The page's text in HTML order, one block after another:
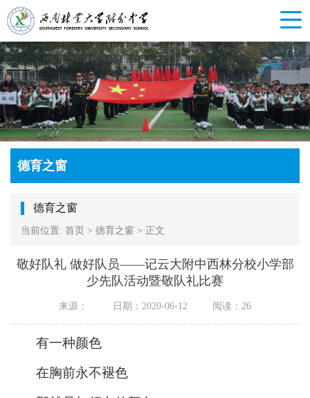
德育之窗
德育之窗
当前位置: 首页 > 德育之窗 > 正文
敬好队礼 做好队员——记云大附中西林分校小学部
少先队活动暨敬队礼比赛
来源： 日期：2020-06-12 阅读： 26
有一种颜色
在胸前永不褪色